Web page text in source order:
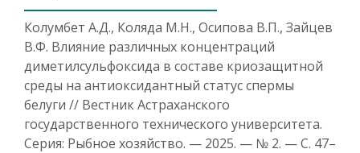
Колумбет А.Д., Коляда М.Н., Осипова В.П., Зайцев
В.Ф. Влияние различных концентраций
диметилсульфоксида в составе криозащитной
среды на антиоксидантный статус спермы
белуги // Вестник Астраханского
государственного технического университета.
Серия: Рыбное хозяйство. — 2025. — № 2. — С. 47–